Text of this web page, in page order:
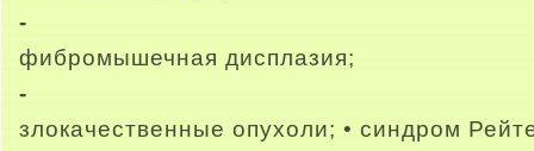
-
фибромышечная дисплазия;
-
злокачественные опухоли; • синдром